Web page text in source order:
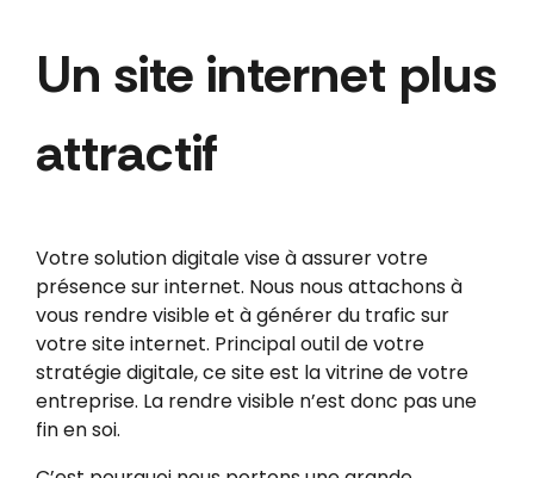
Un site internet plus
attractif
Votre solution digitale vise à assurer votre
présence sur internet. Nous nous attachons à
vous rendre visible et à générer du trafic sur
votre site internet. Principal outil de votre
stratégie digitale, ce site est la vitrine de votre
entreprise. La rendre visible n’est donc pas une
fin en soi.